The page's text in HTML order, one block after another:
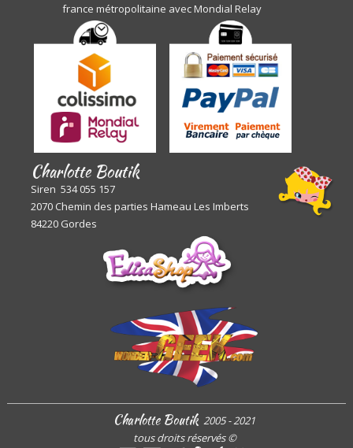
france métropolitaine avec Mondial Relay
Charlotte Boutik
Siren 534 055 157
2070 Chemin des parties Hameau Les Imberts
84220 Gordes
Charlotte Boutik 2005 - 2021
tous droits réservés©